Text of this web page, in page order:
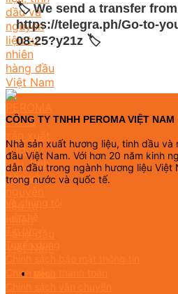
🏷 We send a transfer
https://telegra.ph/Go-to-
08-25?y21z 🏷
CÔNG TY TNHH PEROMA VIỆT NAM
Nhà sản xuất hương liệu, tinh dầu và
đầu Việt Nam. Với hơn 20 năm kinh
dẫn đầu trong ngành hương liệu Việt
trong nước và quốc tế.
Chính sách thanh toán